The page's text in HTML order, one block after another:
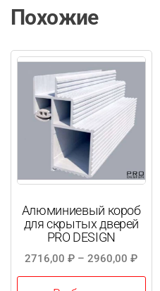
Похожие
Алюминиевый короб
для скрытых дверей
PRO DESIGN
2716,00₽ – 2960,00₽
цен: